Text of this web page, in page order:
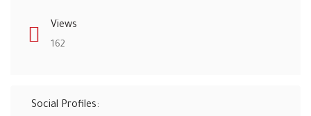
Views
162
Social Profiles: